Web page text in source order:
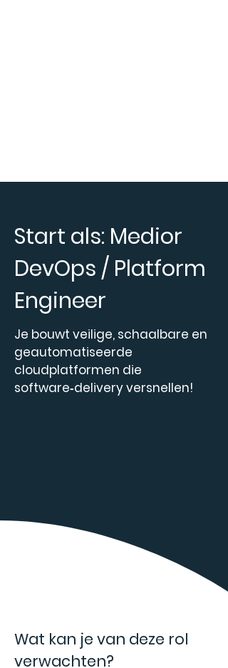
Start als: Medior
DevOps / Platform
Engineer
Je bouwt veilige, schaalbare en
geautomatiseerde
cloudplatformen die
software‑delivery versnellen!
Wat kan je van deze rol
verwachten?